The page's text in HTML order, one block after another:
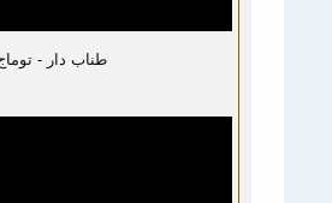
طناب دار - توماج